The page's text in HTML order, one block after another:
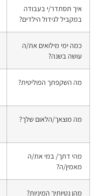
איך תסתדר/י בעבודה
במקביל לגידול הילדים?
כמה ימי מילואים את/ה
עושה בשנה?
מה השקפתך הפוליטית?
מה מוצאך/הלאום שלך?
מהי דתך/ במי את/ה
מאמין/ה?
מהן נטיותיך המיניות?